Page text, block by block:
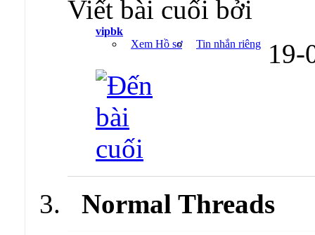
Viết bài cuối bởi
vipbk
Xem Hồ sơ
Tin nhắn riêng
Normal Threads